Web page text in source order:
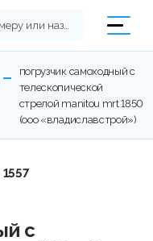
погрузчик самоходный с
телескопической
стрелой manitou mrt 1850
(ооо «владиславстрой»)
1557
с